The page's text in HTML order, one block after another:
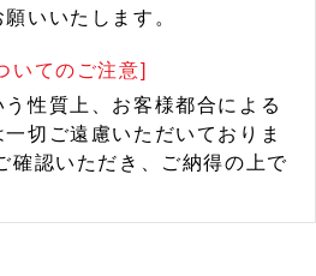
いいたします。
いてのご注意]
う性質上、お客様都合による
切ご遠慮いただいておりま
確認いただき、ご納得の上で